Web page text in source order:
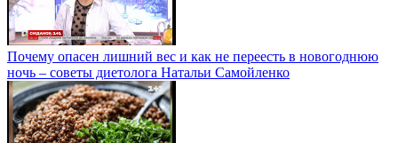
Почему опасен лишний вес и как не переесть в новогоднюю
ночь – советы диетолога Натальи Самойленко